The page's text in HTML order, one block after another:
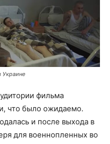
Украине
фильма
что было ожидаемо.
и после выхода в
для военнопленных во